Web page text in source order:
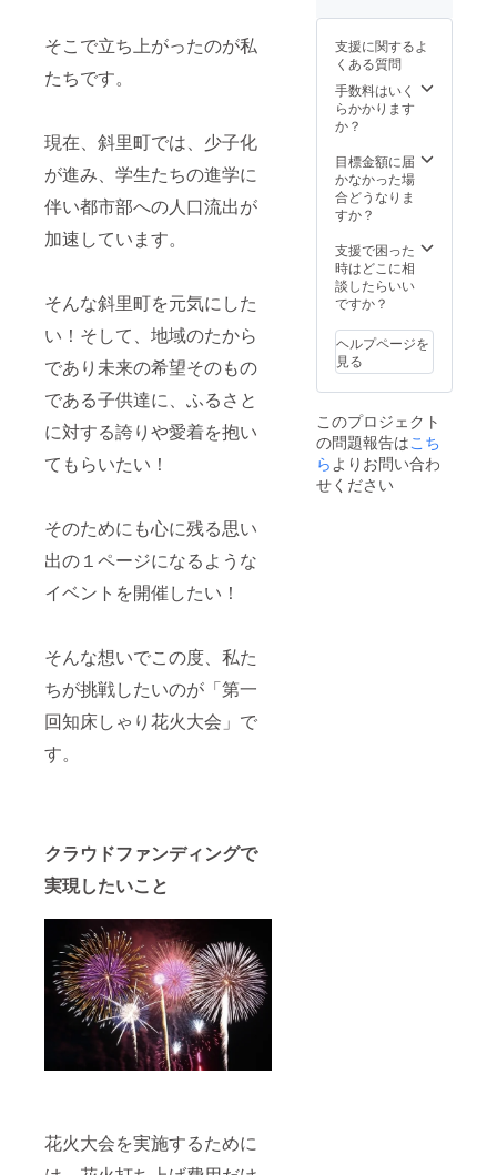
そこで立ち上がったのが私
たちです。
現在、斜里町では、少子化
が進み、学生たちの進学に
伴い都市部への人口流出が
加速しています。
そんな斜里町を元気にした
い！そして、地域のたから
であり未来の希望そのもの
である子供達に、ふるさと
に対する誇りや愛着を抱い
てもらいたい！
そのためにも心に残る思い
出の１ページになるような
イベントを開催したい！
そんな想いでこの度、私た
ちが挑戦したいのが「第一
回知床しゃり花火大会」で
す。
クラウドファンディングで
実現したいこと
花火大会を実施するために
空撮を
予定し
ていま
す。
載をご
れる方
は事前
にお申
し付け
くださ
感謝の
気持ち
を込め
たお礼
ルをお
送り致
しま
す。 ・
会で撮
影した
記念写
真をお
しま
す。 ・
大会の
模様を
撮影し
支援に関するよ
くある質問
手数料はいく
らかかります
か？
目標金額に届
かなかった場
合どうなりま
すか？
支援で困った
時はどこに相
談したらいい
ですか？
ヘルプページを
見る
このプロジェクト
の問題報告はこち
らよりお問い合わ
せください